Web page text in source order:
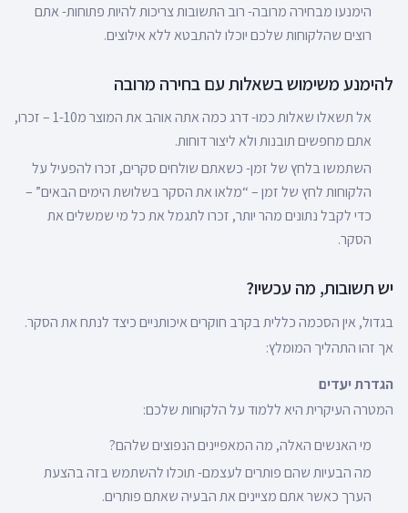
הימנעו מבחירה מרובה- רוב התשובות צריכות להיות פתוחות- אתם
רוצים שהלקוחות שלכם יוכלו להתבטא ללא אילוצים.
להימנע משימוש בשאלות עם בחירה מרובה
אל תשאלו שאלות כמו- דרג כמה אתה אוהב את המוצר מ1-10 – זכרו,
אתם מחפשים תובנות ולא ליצור דוחות.
השתמשו בלחץ של זמן- כשאתם שולחים סקרים, זכרו להפעיל על
הלקוחות לחץ של זמן – “מלאו את הסקר בשלושת הימים הבאים” –
כדי לקבל נתונים מהר יותר, זכרו לתגמל את כל מי שמשלים את
הסקר.
יש תשובות, מה עכשיו?
בגדול, אין הסכמה כללית בקרב חוקרים איכותניים כיצד לנתח את הסקר.
אך זהו התהליך המומלץ:
הגדרת יעדים
המטרה העיקרית היא ללמוד על הלקוחות שלכם:
מי האנשים האלה, מה המאפיינים הנפוצים שלהם?
מה הבעיות שהם פותרים לעצמם- תוכלו להשתמש בזה בהצעת
הערך כאשר אתם מציינים את הבעיה שאתם פותרים.